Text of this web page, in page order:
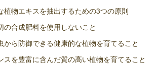
物エキスを抽出するための3つの原則
合成肥料を使用しないこと
ら防御できる健康的な植物を育てること
を豊富に含んだ質の高い植物を育てること